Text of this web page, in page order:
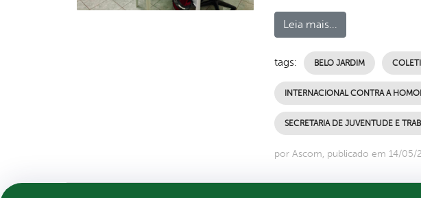
Leia mais...
tags: BELO JARDIM
INTERNACIONAL CONTRA A
SECRETARIA DE JUVENTUDE E
por Ascom, publicado em 14/05/